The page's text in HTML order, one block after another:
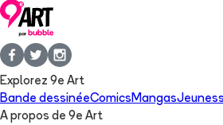
Explorez 9e Art
Bande dessinéeComicsMangas
A propos de 9e Art